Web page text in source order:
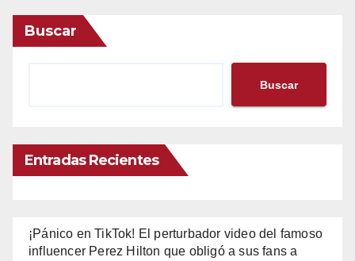
Buscar
Buscar
Entradas Recientes
¡Pánico en TikTok! El perturbador video del famoso
influencer Perez Hilton que obligó a sus fans a